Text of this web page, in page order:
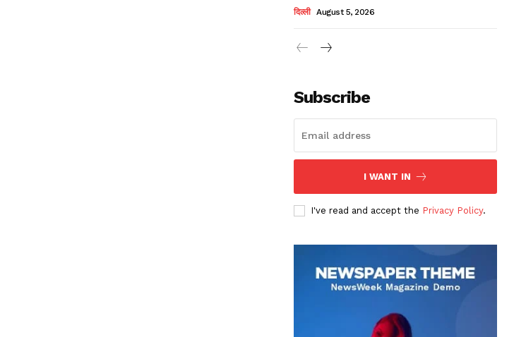
दिल्ली August 5, 2026
Subscribe
I WANT IN
I've read and accept the Privacy Policy.